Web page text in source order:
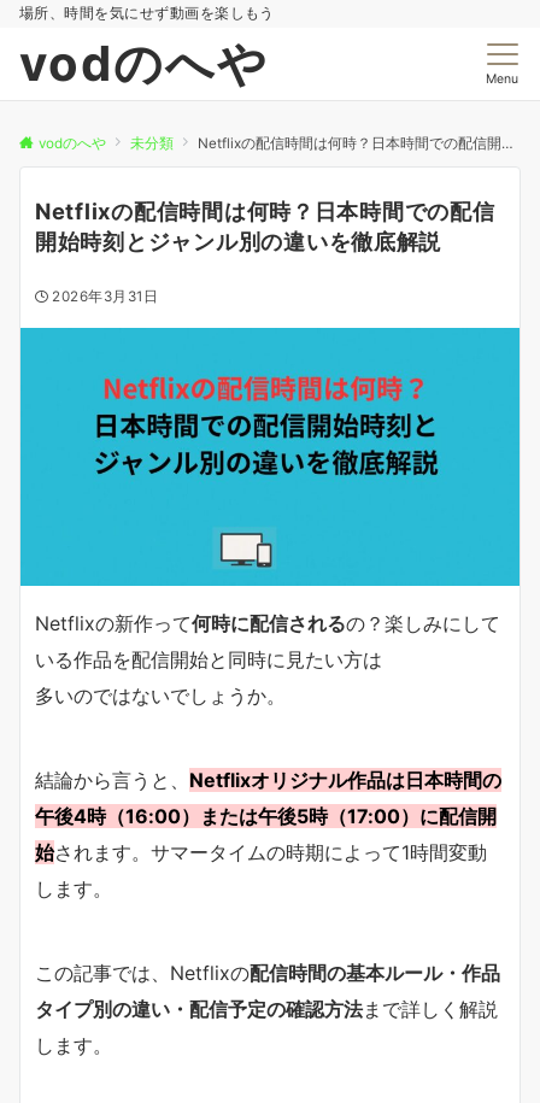
場所、時間を気にせず動画を楽しもう
vodのへや Menu
vodのへや 未分類 Netflixの配信時間は何時？日本時間での配信開始時刻とジャンル別の違いを徹底解説
Netflixの配信時間は何時？日本時間での配信
開始時刻とジャンル別の違いを徹底解説
2026年3月31日
Netflixの新作って何時に配信されるの？楽しみにして
いる作品を配信開始と同時に見たい方は
多いのではないでしょうか。
結論から言うと、 Netflixオリジナル作品は日本時間の
午後4時（16:00）または午後5時（17:00）に配信開
始されます。サマータイムの時期によって1時間変動
します。
この記事では、Netflixの配信時間の基本ルール・作品
タイプ別の違い・配信予定の確認方法まで詳しく解説
します。